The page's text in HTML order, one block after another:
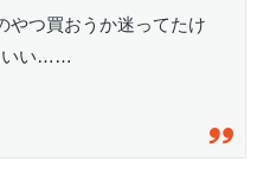
やつ買おうか迷ってたけ
いい……